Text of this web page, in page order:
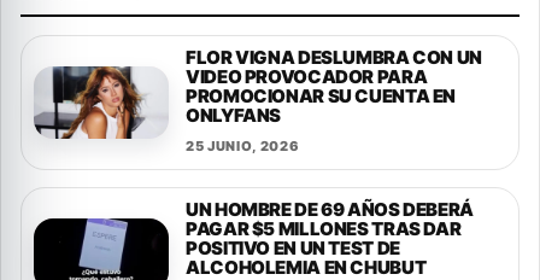
FLOR VIGNA DESLUMBRA CON UN
VIDEO PROVOCADOR PARA
PROMOCIONAR SU CUENTA EN
ONLYFANS
25 JUNIO, 2026
UN HOMBRE DE 69 AÑOS DEBERÁ
PAGAR $5 MILLONES TRAS DAR
POSITIVO EN UN TEST DE
ALCOHOLEMIA EN CHUBUT